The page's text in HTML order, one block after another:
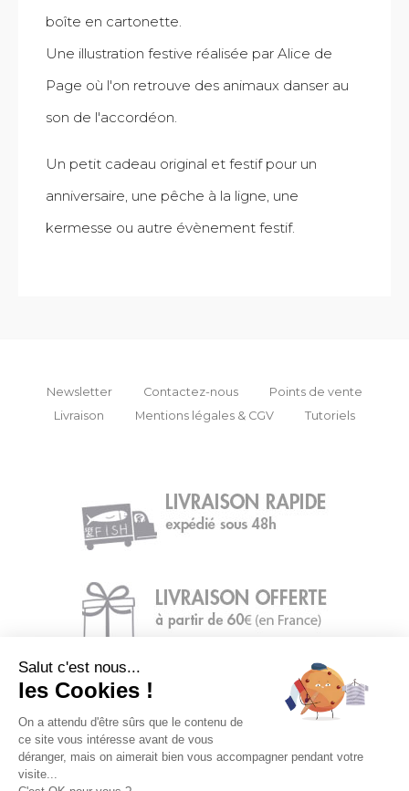
boîte en cartonette.
Une illustration festive réalisée par Alice de
Page où l'on retrouve des animaux danser au
son de l'accordéon.
Un petit cadeau original et festif pour un
anniversaire, une pêche à la ligne, une
kermesse ou autre évènement festif.
Newsletter Contactez-nous
Points de vente
Livraison
Mentions légales & CGV Tutoriels
Salut c'est nous...
les Cookies !
On a attendu d'être sûrs que le contenu de
ce site vous intéresse avant de vous
déranger, mais on aimerait bien vous accompagner pendant votre
visite...